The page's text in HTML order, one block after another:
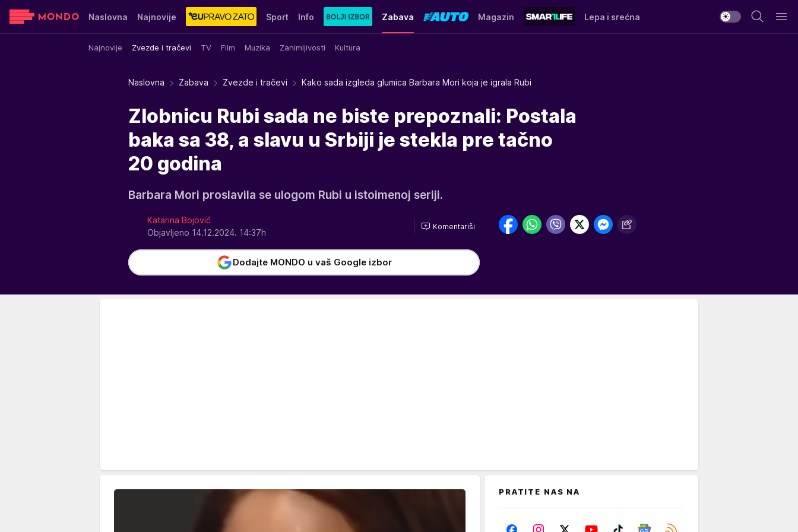
Naslovna Najnovije Sport Info Zabava
Najnovije Zvezde i tračevi TV Film Muzika Zanimljivosti Kultura
Magazin Lepa i srećna
Sensa Stvar ukusa Yumama
Naslovna Zabava Zvezde i tračevi Kako sada izgleda glumica Barbara Mori koja je igrala Rubi
Zlobnicu Rubi sada ne biste prepoznali: Postala
baka sa 38, a slavu u Srbiji je stekla pre tačno
20 godina
Barbara Mori proslavila se ulogom Rubi u istoimenoj seriji.
Katarina Bojović
Objavljeno 14.12.2024. 14:37h
Komentariši
Dodajte MONDO u vaš Google izbor
PRATITE NAS NA